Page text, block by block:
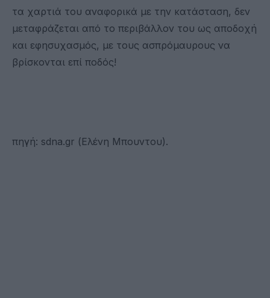
τα χαρτιά του αναφορικά με την κατάσταση, δεν
μεταφράζεται από το περιβάλλον του ως αποδοχή
και εφησυχασμός, με τους ασπρόμαυρους να
βρίσκονται επί ποδός!
πηγή: sdna.gr (Ελένη Μπουντου).